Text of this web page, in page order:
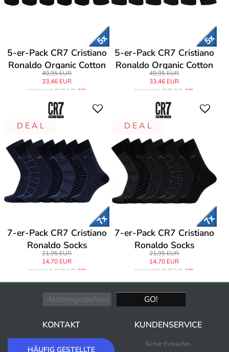
5-er-Pack CR7 Cristiano
Ronaldo Organic Cotton
Trunks
49,95 EUR
33,46 EUR
Ursprünglich 49,95 EUR -33%
5-er-Pack CR7 Cristiano
Ronaldo Organic Cotton
Trunks
49,95 EUR
33,46 EUR
Ursprünglich 49,95 EUR -33%
D E A L
7-er-Pack CR7 Cristiano
Ronaldo Socks
21,95 EUR
14,70 EUR
Ursprünglich 21,95 EUR -33%
D E A L
7-er-Pack CR7 Cristiano
Ronaldo Socks
21,95 EUR
14,70 EUR
Ursprünglich 21,95 EUR -33%
KONTAKT
HÄUFIG GESTELLTE
KUNDENSERVICE
Sicher Einkaufen